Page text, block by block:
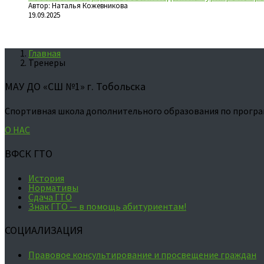
Автор: Наталья Кожевникова
19.09.2025
Главная
Тренеры
МАУ ДО «СШ №1» г. Тобольска
Спортивная школа дополнительного образования по
О НАС
ВФСК ГТО
История
Нормативы
Сдача ГТО
Знак ГТО — в помощь абитуриентам!
СОЦИАЛИЗАЦИЯ
Правовое консультирование и просвещение граждан